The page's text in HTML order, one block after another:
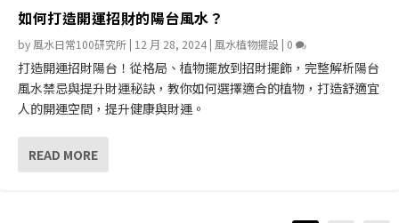
如何打造開運招財的陽台風水？
by 風水日常100研究所 | 12 月 28, 2024 | 風水植物擺設 | 0
打造開運招財陽台！從格局、植物擺放到招財擺飾，完整解析陽台
風水禁忌與提升財運秘訣，教你如何選擇適合的植物，打造舒適宜
人的開運空間，提升健康與財運。
READ MORE